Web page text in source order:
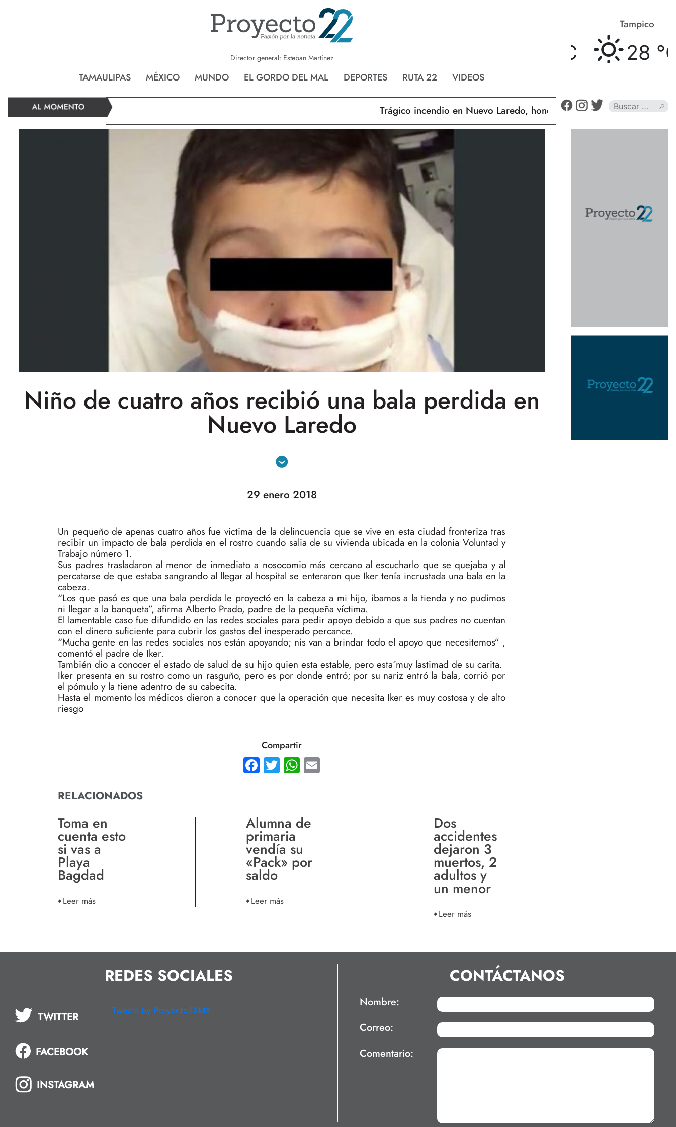
Director general: Esteban Martínez
TAMAULIPAS MÉXICO MUNDO EL GORDO DEL MAL DEPORTES RUTA 22 VIDEOS
Reynosa Nvo. Laredo Tampico
28 °C
Trágico incendio en Nuevo Laredo, hondureño muere calcinado
Niño de cuatro años recibió una bala perdida en
Nuevo Laredo
29 enero 2018
Un pequeño de apenas cuatro años fue victima de la delincuencia que se vive en esta ciudad fronteriza tras
recibir un impacto de bala perdida en el rostro cuando salia de su vivienda ubicada en la colonia Voluntad y
Trabajo número 1.
Sus padres trasladaron al menor de inmediato a nosocomio más cercano al escucharlo que se quejaba y al
percatarse de que estaba sangrando al llegar al hospital se enteraron que Iker tenía incrustada una bala en la
cabeza.
“Los que pasó es que una bala perdida le proyectó en la cabeza a mi hijo, ibamos a la tienda y no pudimos
ni llegar a la banqueta”, afirma Alberto Prado, padre de la pequeña víctima.
El lamentable caso fue difundido en las redes sociales para pedir apoyo debido a que sus padres no cuentan
con el dinero suficiente para cubrir los gastos del inesperado percance.
“Mucha gente en las redes sociales nos están apoyando; nis van a brindar todo el apoyo que necesitemos” ,
comentó el padre de Iker.
También dio a conocer el estado de salud de su hijo quien esta estable, pero esta´muy lastimad de su carita.
Iker presenta en su rostro como un rasguño, pero es por donde entró; por su nariz entró la bala, corrió por
el pómulo y la tiene adentro de su cabecita.
Hasta el momento los médicos dieron a conocer que la operación que necesita Iker es muy costosa y de alto
riesgo
Compartir
Facebook
TwitterWhatsApp
RELACIONADOS
Toma en
cuenta esto
si vas a
Playa
Bagdad
Leer más
Alumna de
primaria
vendía su
«Pack» por
saldo
Leer más
Dos
accidentes
dejaron 3
muertos, 2
adultos y
un menor
Leer más
REDES SOCIALES
TWITTER
FACEBOOK
INSTAGRAM
Tweets by Proyecto22MX
CONTÁCTANOS
Nombre:
Correo:
Comentario: